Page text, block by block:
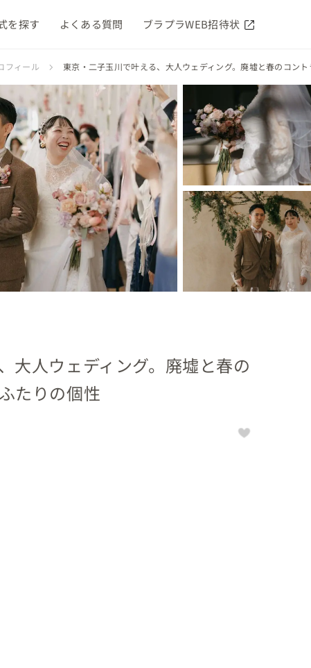
を探す よくある質問 ブラプラWEB招待状
フィール 東京・二子玉川で叶える、大人ウェディング。廃墟と春のコン
大人ウェディング。廃墟と春の
たりの個性